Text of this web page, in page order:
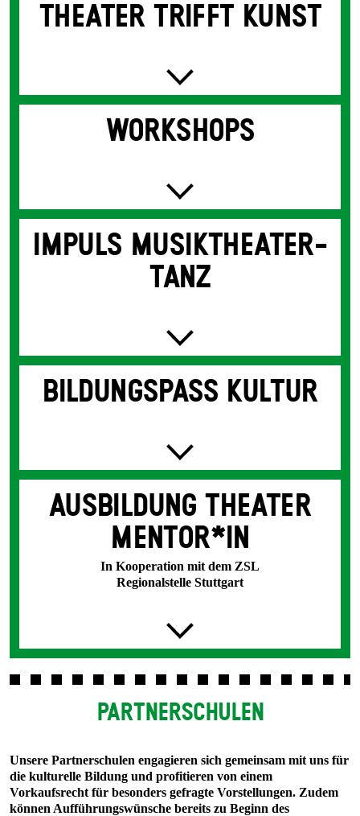
THEATER TRIFFT KUNST
WORK­SHOPS
IMPULS MUSIK­THEATER­
TANZ
BILDUNGS­PASS KULTUR
AUSBILDUNG THEATER
MENTOR*IN
In Kooperation mit dem ZSL
Regionalstelle Stuttgart
PARTNER­SCHULEN
Unsere Partnerschulen engagieren sich gemeinsam mit uns für
die kulturelle Bildung und profitieren von einem
Vorkaufsrecht für besonders gefragte Vorstellungen. Zudem
können Aufführungswünsche bereits zu Beginn des